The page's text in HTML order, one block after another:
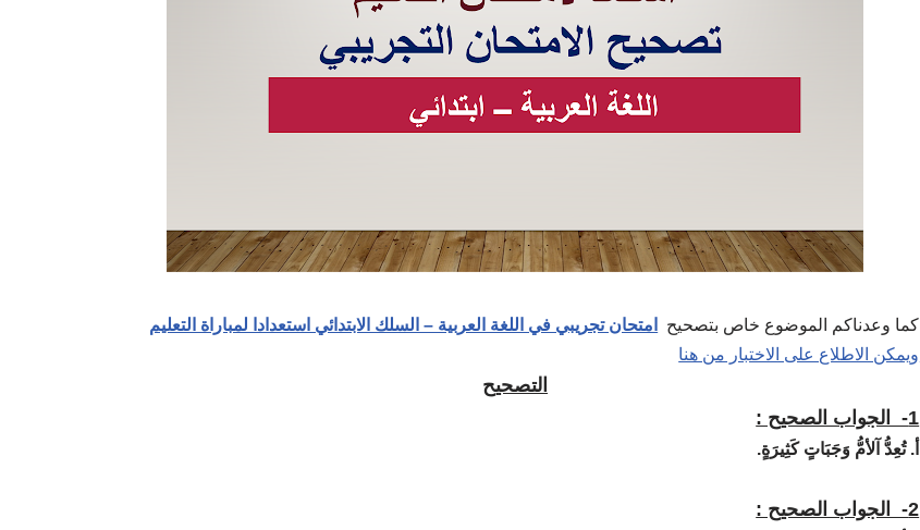
كما وعدناكم الموضوع خاص بتصحيح
امتحان تجريبي في اللغة العربية – السلك الابتدائي استعدادا لمباراة التعليم
ويمكن الاطلاع على الاختبار من هنا
التصحيح
1- الجواب الصحيح :
أ. تُعِدُّ آلأمُّ وَجَبَاتٍ كَثِيرَةٍ.
2- الجواب الصحيح :